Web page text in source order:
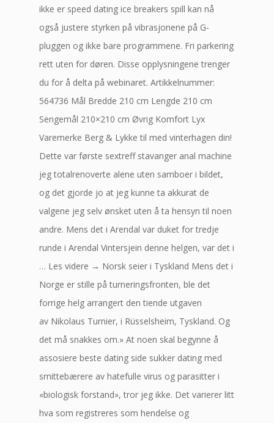
ikke er speed dating ice breakers spill kan nå
også justere styrken på vibrasjonene på G-
pluggen og ikke bare programmene. Fri parkering
rett uten for døren. Disse opplysningene trenger
du for å delta på webinaret. Artikkelnummer:
564736 Mål Bredde 210 cm Lengde 210 cm
Sengemål 210×210 cm Øvrig Komfort Lyx
Varemerke Berg & Lykke til med vinterhagen din!
Dette var første sextreff stavanger anal machine
jeg totalrenoverte alene uten samboer i bildet,
og det gjorde jo at jeg kunne ta akkurat de
valgene jeg selv ønsket uten å ta hensyn til noen
andre. Mens det i Arendal var duket for tredje
runde i Arendal Vintersjein denne helgen, var det i
… Les videre → Norsk seier i Tyskland Mens det i
Norge er stille på turneringsfronten, ble det
forrige helg arrangert den tiende utgaven
av Nikolaus Turnier, i Rüsselsheim, Tyskland. Og
det må snakkes om.» At noen skal begynne å
assosiere beste dating side sukker dating med
smittebærere av hatefulle virus og parasitter i
«biologisk forstand», tror jeg ikke. Det varierer litt
hva som registreres som hendelse og